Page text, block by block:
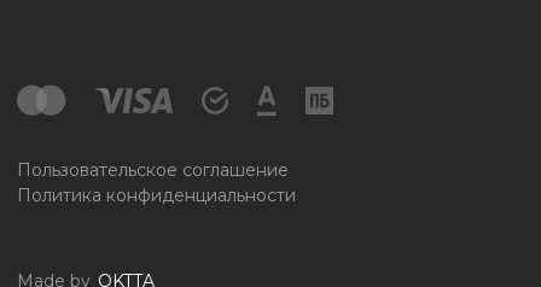
Пользовательское соглашение
Политика конфиденциальности
Made by OKTTA